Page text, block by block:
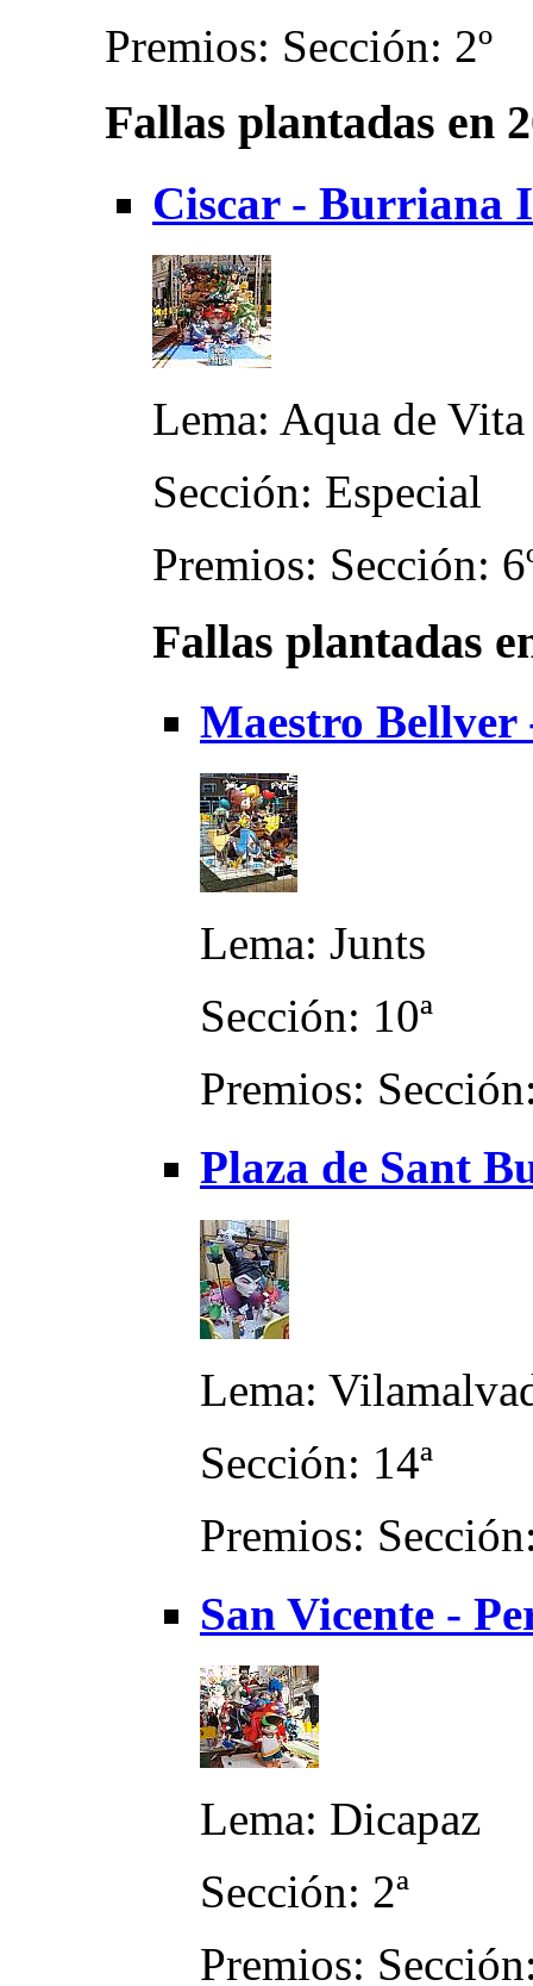
Premios: Sección: 2º
Fallas plantadas en
Ciscar - Burriana
Lema: Aqua de Vita
Sección: Especial
Premios: Sección:
Fallas plantadas
Maestro
Lema: Junts
Sección: 10ª
Premios:
Plaza de Sant
Lema:
Sección: 14ª
Premios:
San Vicente -
Lema: Dicapaz
Sección: 2ª
Premios: